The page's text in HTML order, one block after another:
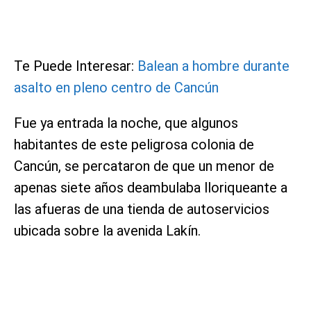
Te Puede Interesar: Balean a hombre durante
asalto en pleno centro de Cancún
Fue ya entrada la noche, que algunos
habitantes de este peligrosa colonia de
Cancún, se percataron de que un menor de
apenas siete años deambulaba lloriqueante a
las afueras de una tienda de autoservicios
ubicada sobre la avenida Lakín.